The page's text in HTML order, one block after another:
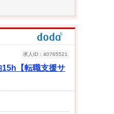
【転職支援サ
求人ID：40765521